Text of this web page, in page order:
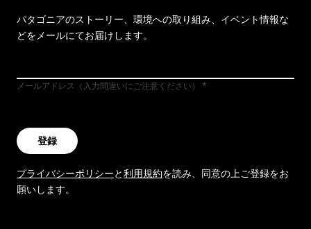
パタゴニアのストーリー、環境への取り組み、イベント情報な
どをメールにてお届けします。
メールアドレス（入力間違いにご注意ください）
登録
プライバシーポリシーと利用規約を読み、同意の上ご登録をお
願いします。